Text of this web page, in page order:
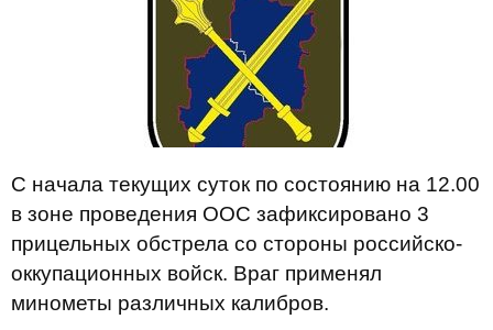
С начала текущих суток по состоянию на 12.00
в зоне проведения ООС зафиксировано 3
прицельных обстрела со стороны российско-
оккупационных войск. Враг применял
минометы различных калибров.